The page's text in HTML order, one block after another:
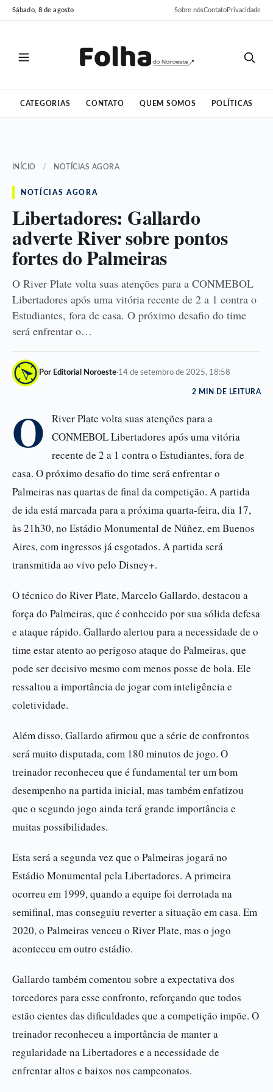
Pular
para
Pular
para
Sábado, 8 de agosto Sobre nósContatoPrivacidade
CATEGORIAS CONTATO QUEM SOMOS POLÍTICAS
INÍCIO / NOTÍCIAS AGORA
NOTÍCIAS AGORA
Libertadores: Gallardo
adverte River sobre pontos
fortes do Palmeiras
O River Plate volta suas atenções para a CONMEBOL
Libertadores após uma vitória recente de 2 a 1 contra o
Estudiantes, fora de casa. O próximo desafio do time
será enfrentar o…
Por Editorial Noroeste·14 de setembro de 2025, 18:58
2 MIN DE LEITURA
O
River Plate volta suas atenções para a
CONMEBOL Libertadores após uma vitória
recente de 2 a 1 contra o Estudiantes, fora de
casa. O próximo desafio do time será enfrentar o
Palmeiras nas quartas de final da competição. A partida
de ida está marcada para a próxima quarta-feira, dia 17,
às 21h30, no Estádio Monumental de Núñez, em Buenos
Aires, com ingressos já esgotados. A partida será
transmitida ao vivo pelo Disney+.
O técnico do River Plate, Marcelo Gallardo, destacou a
força do Palmeiras, que é conhecido por sua sólida defesa
e ataque rápido. Gallardo alertou para a necessidade de o
time estar atento ao perigoso ataque do Palmeiras, que
pode ser decisivo mesmo com menos posse de bola. Ele
ressaltou a importância de jogar com inteligência e
coletividade.
Além disso, Gallardo afirmou que a série de confrontos
será muito disputada, com 180 minutos de jogo. O
treinador reconheceu que é fundamental ter um bom
desempenho na partida inicial, mas também enfatizou
que o segundo jogo ainda terá grande importância e
muitas possibilidades.
Esta será a segunda vez que o Palmeiras jogará no
Estádio Monumental pela Libertadores. A primeira
ocorreu em 1999, quando a equipe foi derrotada na
semifinal, mas conseguiu reverter a situação em casa. Em
2020, o Palmeiras venceu o River Plate, mas o jogo
aconteceu em outro estádio.
Gallardo também comentou sobre a expectativa dos
torcedores para esse confronto, reforçando que todos
estão cientes das dificuldades que a competição impõe. O
treinador reconheceu a importância de manter a
regularidade na Libertadores e a necessidade de
enfrentar altos e baixos nos campeonatos.